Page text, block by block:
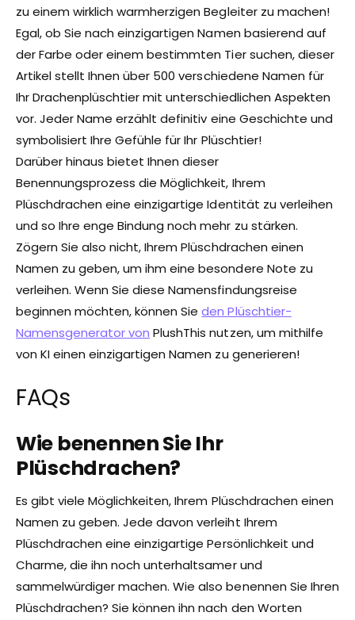
zu einem wirklich warmherzigen Begleiter zu machen!
Egal, ob Sie nach einzigartigen Namen basierend auf
der Farbe oder einem bestimmten Tier suchen, dieser
Artikel stellt Ihnen über 500 verschiedene Namen für
Ihr Drachenplüschtier mit unterschiedlichen Aspekten
vor. Jeder Name erzählt definitiv eine Geschichte und
symbolisiert Ihre Gefühle für Ihr Plüschtier!
Darüber hinaus bietet Ihnen dieser
Benennungsprozess die Möglichkeit, Ihrem
Plüschdrachen eine einzigartige Identität zu verleihen
und so Ihre enge Bindung noch mehr zu stärken.
Zögern Sie also nicht, Ihrem Plüschdrachen einen
Namen zu geben, um ihm eine besondere Note zu
verleihen. Wenn Sie diese Namensfindungsreise
beginnen möchten, können Sieden Plüschtier-
Namensgenerator von PlushThis nutzen, um mithilfe
von KI einen einzigartigen Namen zu generieren!
FAQs
Wie benennen Sie Ihr
Plüschdrachen?
Es gibt viele Möglichkeiten, Ihrem Plüschdrachen einen
Namen zu geben. Jede davon verleiht Ihrem
Plüschdrachen eine einzigartige Persönlichkeit und
Charme, die ihn noch unterhaltsamer und
sammelwürdiger machen. Wie also benennen Sie Ihren
Plüschdrachen? Sie können ihn nach den Worten